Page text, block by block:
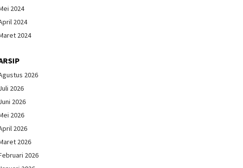
2024
2024
2024
2026
2026
2026
2026
2026
2026
2026